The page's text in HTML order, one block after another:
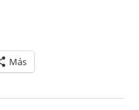
Más